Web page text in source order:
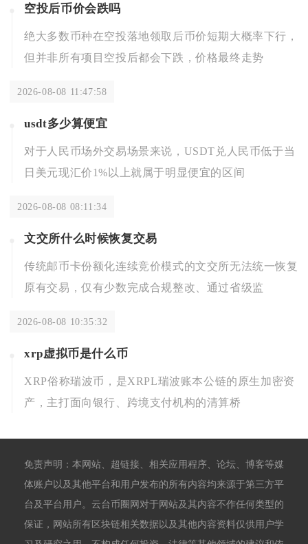
空投后币价会跌吗
绝大多数币种在空投落地领取后币价短期大概率下行，
但并非所有项目空投后都会下跌，价格最终走势
2026-08-08 11:47:58
usdt多少算便宜
对于人民币场外交易场景来说，USDT兑人民币低于当
日美元现汇价1%以上就属于明显便宜的区间
2026-08-08 08:11:34
文交所什么时候恢复交易
传统邮币卡份额化连续竞价模式的文交所无法统一恢复
原有交易，仅有少数完成合规整改、通过省级监
2026-08-08 10:35:32
xrp虚拟币是什么币
XRP俗称瑞波币，是XRPL瑞波账本公链的原生加密资
产，主打面向银行、跨境支付机构的清算桥
免责声明：本网站、超链接、相关应用程序、论坛、博客等媒
体账户以及其他平台和用户发布的所有内容均来源于第三方平
台及平台用户。云台币圈网对于网站及其内容不作任何类型的
保证，网站所有区块链相关数据以及其他内容资料仅供用户学